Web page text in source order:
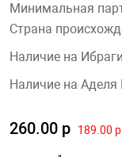
Минимальная
Страна
Наличие на
Наличие на Аделя
260.00 р 189.00 р